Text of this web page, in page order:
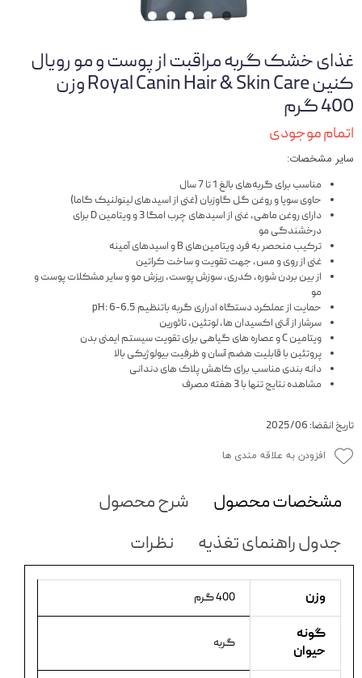
غذای خشک گربه مراقبت از پوست و مو رویال
کنین Royal Canin Hair & Skin Care وزن
400 گرم
اتمام موجودی
سایر مشخصات:
مناسب برای گربه‌های بالغ 1 تا 7 سال
حاوی سویا و روغن گل گاوزبان (غنی از اسیدهای لینولنیک گاما)
دارای روغن ماهی، غنی از اسیدهای چرب امگا 3 و ویتامین D برای
درخشندگی مو
ترکیب منحصر به فرد ویتامین‌های B و اسیدهای آمینه
غنی از روی و مس، جهت تقویت و ساخت کراتین
از بین بردن شوره، کدری، سوزش پوست، ریزش مو و سایر مشکلات پوست و
مو
حمایت از عملکرد دستگاه ادراری گربه باتنظیم pH: 6-6.5
سرشار از آنتی اکسیدان ها، لوتئین، تائورین
ویتامین C و عصاره های گیاهی برای تقویت سیستم ایمنی بدن
پروتئین با قابلیت هضم آسان و ظرفیت بیولوژیکی بالا
دانه بندی مناسب برای کاهش پلاک های دندانی
مشاهده نتایج تنها با 3 هفته مصرف
تاریخ انقضا: 2025/06
افزودن به علاقه مندی ها
مشخصات محصول
شرح محصول
جدول راهنمای تغذیه
نظرات
وزن 400 گرم
گونه
حیوان
گربه